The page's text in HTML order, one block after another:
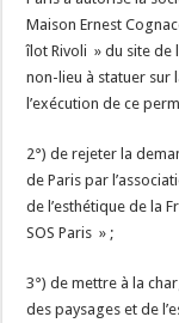
Maison Ernest
îlot Rivoli » du site de
non-lieu à statuer sur
l’exécution de ce
2°) de rejeter la
de Paris par
de l’esthétique de la
SOS Paris » ;
3°) de mettre à la
des paysages et de